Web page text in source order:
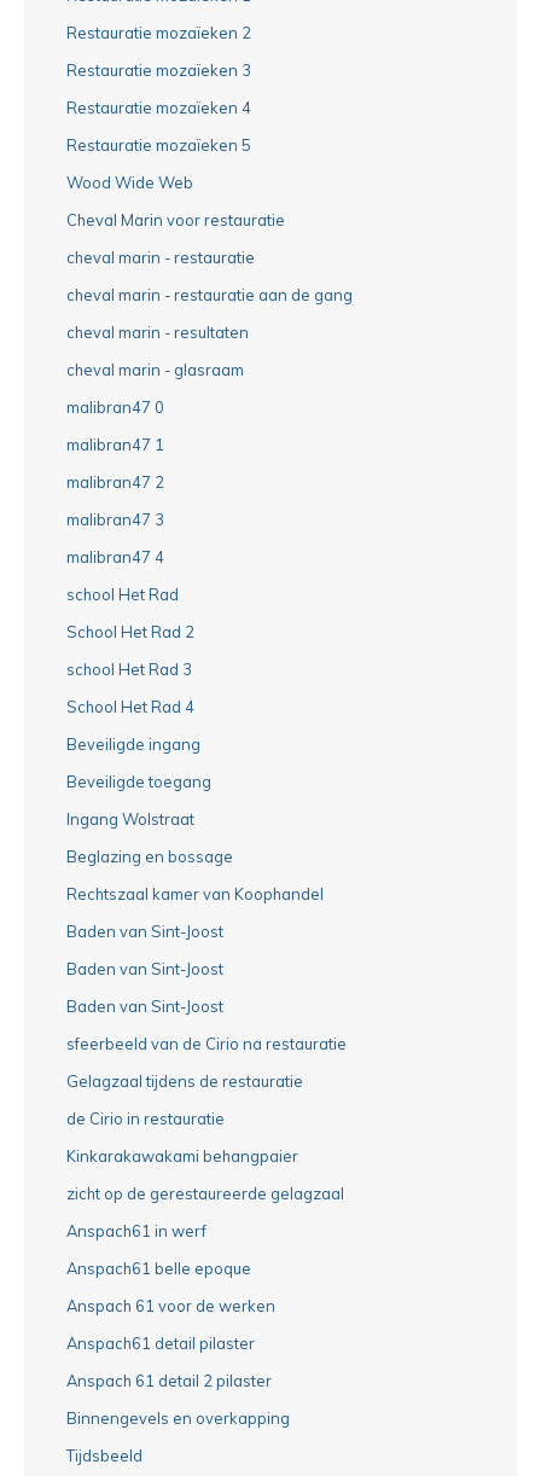
Restauratie mozaïeken 2
Restauratie mozaïeken 3
Restauratie mozaïeken 4
Restauratie mozaïeken 5
Wood Wide Web
Cheval Marin voor restauratie
cheval marin - restauratie
cheval marin - restauratie aan de gang
cheval marin - resultaten
cheval marin - glasraam
malibran47 0
malibran47 1
malibran47 2
malibran47 3
malibran47 4
school Het Rad
School Het Rad 2
school Het Rad 3
School Het Rad 4
Beveiligde ingang
Beveiligde toegang
Ingang Wolstraat
Beglazing en bossage
Rechtszaal kamer van Koophandel
Baden van Sint-Joost
Baden van Sint-Joost
Baden van Sint-Joost
sfeerbeeld van de Cirio na restauratie
Gelagzaal tijdens de restauratie
de Cirio in restauratie
Kinkarakawakami behangpaier
zicht op de gerestaureerde gelagzaal
Anspach61 in werf
Anspach61 belle epoque
Anspach 61 voor de werken
Anspach61 detail pilaster
Anspach 61 detail 2 pilaster
Binnengevels en overkapping
Tijdsbeeld